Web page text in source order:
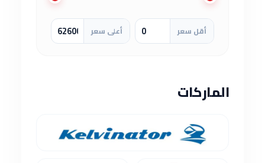
أقل سعر أعلى سعر
الماركات